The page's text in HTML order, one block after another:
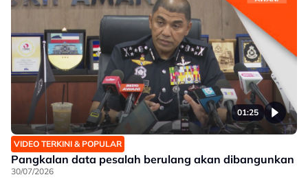
01:25
VIDEO TERKINI & POPULAR
Pangkalan data pesalah berulang akan dibangunkan
30/07/2026